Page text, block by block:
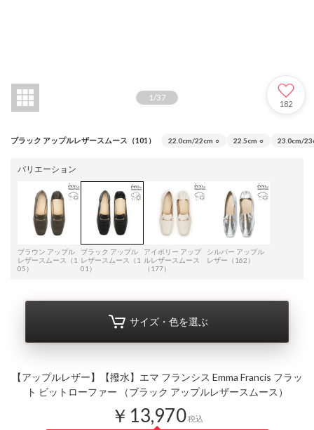
1 /37
182
ブラック アップルレザースムース（101） 22.0cm/22cm ○ 22.5cm ○ 23.0cm/
バリエーション
ブラウン アップル
レザースムース（1
05）
ブラック アップル
レザースムース（1
01）
アイボリー アップ
ルレザースムース
（177）
シルバー アップル
レザー（162）
サイズ・色を選ぶ
【アップルレザー】【撥水】エマ フランシス Emma Francis フラッ
ト ビットローファー （ブラック アップルレザースムース）
￥13,970税込